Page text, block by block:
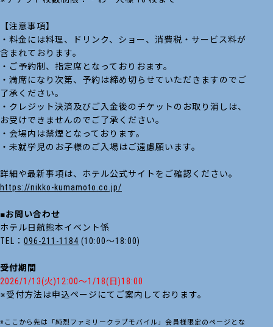
【注意事項】
・料金には料理、ドリンク、ショー、消費税・サービス料が
含まれております。
・ご予約制、指定席となっておりおます。
・満席になり次第、予約は締め切らせていただきますのでご
了承ください。
・クレジット決済及びご入金後のチケットのお取り消しは、
お受けできませんのでご了承ください。
・会場内は禁煙となっております。
・未就学児のお子様のご入場はご遠慮願います。
詳細や最新事項は、ホテル公式サイトをご確認ください。
https://nikko-kumamoto.co.jp/
■お問い合わせ
ホテル日航熊本イベント係
TEL： 096-211-1184 (10:00～18:00)
受付期間
2026/1/13(火)12:00～1/18(日)18:00
※受付方法は申込ページにてご案内しております。
※ここから先は「純烈ファミリークラブモバイル」会員様限定のページとな